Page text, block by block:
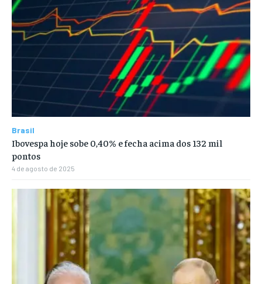
Brasil
Ibovespa hoje sobe 0,40% e fecha acima dos 132 mil
pontos
4 de agosto de 2025